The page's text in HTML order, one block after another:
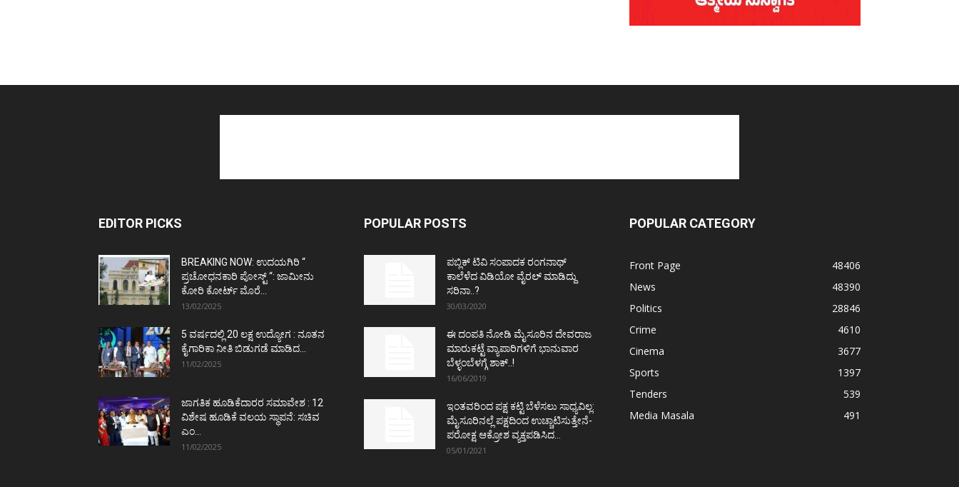
EDITOR PICKS
BREAKING NOW: ಉದಯಗಿರಿ “
ಪ್ರಚೋಧನಕಾರಿ ಪೋಸ್ಟ್‌ “: ಜಾಮೀನು
ಕೋರಿ ಕೋರ್ಟ್‌ ಮೊರೆ...
13/02/2025
5 ವರ್ಷದಲ್ಲಿ 20 ಲಕ್ಷ ಉದ್ಯೋಗ : ನೂತನ
ಕೈಗಾರಿಕಾ ನೀತಿ ಬಿಡುಗಡೆ ಮಾಡಿದ...
11/02/2025
ಜಾಗತಿಕ ಹೂಡಿಕೆದಾರರ ಸಮಾವೇಶ : 12
ವಿಶೇಷ ಹೂಡಿಕೆ ವಲಯ ಸ್ಥಾಪನೆ: ಸಚಿವ
ಎಂ...
11/02/2025
POPULAR POSTS
ಪಬ್ಲಿಕ್ ಟಿವಿ ಸಂಪಾದಕ ರಂಗನಾಥ್
ಕಾಲೆಳೆದ ವಿಡಿಯೋ ವೈರಲ್ ಮಾಡಿದ್ದು
ಸರಿನಾ..?
30/03/2020
ಈ ದಂಪತಿ ನೋಡಿ ಮೈಸೂರಿನ ದೇವರಾಜ
ಮಾರುಕಟ್ಟೆ ವ್ಯಾಪಾರಿಗಳಿಗೆ ಭಾನುವಾರ
ಬೆಳ್ಳಂಬೆಳಗ್ಗೆ ಶಾಕ್..!
16/06/2019
ಇಂತವರಿಂದ ಪಕ್ಷ ಕಟ್ಟಿ ಬೆಳೆಸಲು ಸಾಧ್ಯವಿಲ್ಲ:
ಮೈಸೂರಿನಲ್ಲೆ ಪಕ್ಷದಿಂದ ಉಚ್ಚಾಟಿಸುತ್ತೇನೆ-
ಪರೋಕ್ಷ ಆಕ್ರೋಶ ವ್ಯಕ್ತಪಡಿಸಿದ...
05/01/2021
POPULAR CATEGORY
Front Page
48406
News
48390
Politics
28846
Crime
4610
Cinema
3677
Sports
1397
Tenders
539
Media Masala
491